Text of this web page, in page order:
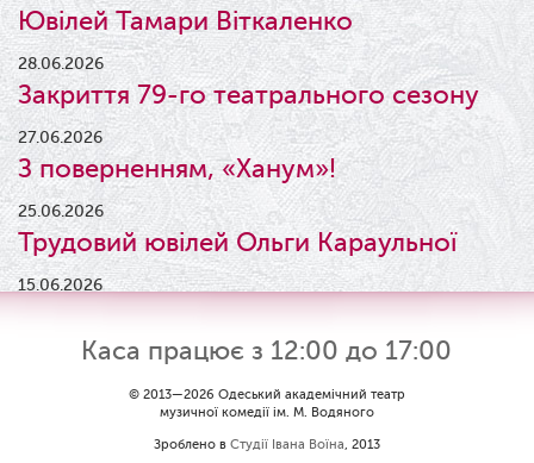
Ювілей Тамари Віткаленко
28.06.2026
Закриття 79-го театрального сезону
27.06.2026
З поверненням, «Ханум»!
25.06.2026
Трудовий ювілей Ольги Караульної
15.06.2026
Результати конкурсу
09.06.2026
Вітаємо Ірину Візіренко з
народженням дівчинки!
Каса працює з 12:00 до 17:00
© 2013—2026 Одеський академічний театр
музичної комедії ім. М. Водяного
Зроблено в Студії Івана Воїна, 2013